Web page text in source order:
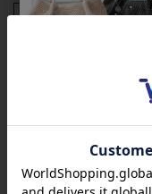
商品番号 9300029
返品について